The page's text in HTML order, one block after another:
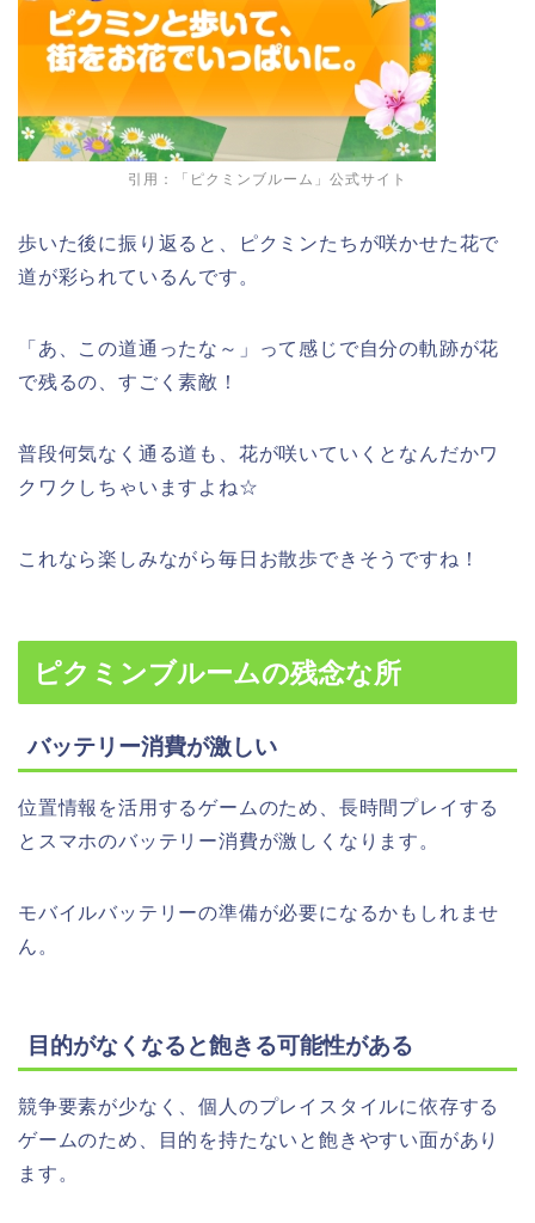
引用：「ピクミンブルーム」公式サイト
歩いた後に振り返ると、ピクミンたちが咲かせた花で
道が彩られているんです。
「あ、この道通ったな～」って感じで自分の軌跡が花
で残るの、すごく素敵！
普段何気なく通る道も、花が咲いていくとなんだかワ
クワクしちゃいますよね☆
これなら楽しみながら毎日お散歩できそうですね！
ピクミンブルームの残念な所
バッテリー消費が激しい
位置情報を活用するゲームのため、長時間プレイする
とスマホのバッテリー消費が激しくなります。
モバイルバッテリーの準備が必要になるかもしれませ
ん。
目的がなくなると飽きる可能性がある
競争要素が少なく、個人のプレイスタイルに依存する
ゲームのため、目的を持たないと飽きやすい面があり
ます。